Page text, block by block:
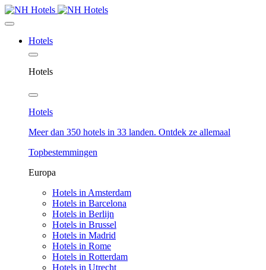
Hotels
Hotels
Hotels
Meer dan 350 hotels in 33 landen. Ontdek ze allemaal
Topbestemmingen
Europa
Hotels in Amsterdam
Hotels in Barcelona
Hotels in Berlijn
Hotels in Brussel
Hotels in Madrid
Hotels in Rome
Hotels in Rotterdam
Hotels in Utrecht